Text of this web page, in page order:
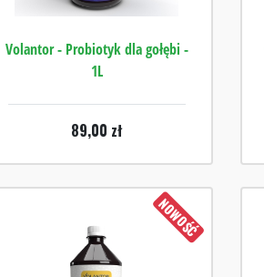
Volantor - Probiotyk dla gołębi -
1L
89,00 zł
NOWOŚĆ